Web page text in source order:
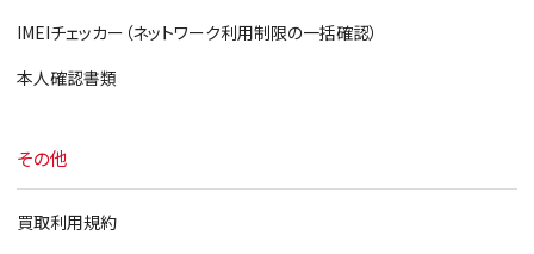
IMEIチェッカー（ネットワーク利用制限の一括確認）
本人確認書類
その他
買取利用規約